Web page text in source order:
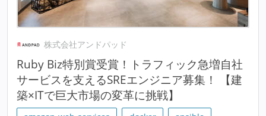
株式会社アンドパッド
Ruby Biz特別賞受賞！トラフィック急増自社
サービスを支えるSREエンジニア募集！ 【建
築×ITで巨大市場の変革に挑戦】